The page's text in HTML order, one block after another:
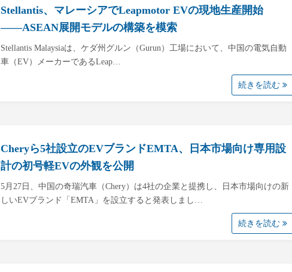
Stellantis、マレーシアでLeapmotor EVの現地生産開始
――ASEAN展開モデルの構築を模索
Stellantis Malaysiaは、ケダ州グルン（Gurun）工場において、中国の電気自動
車（EV）メーカーであるLeap…
続きを読む
Cheryら5社設立のEVブランドEMTA、日本市場向け専用設
計の初号軽EVの外観を公開
5月27日、中国の奇瑞汽車（Chery）は4社の企業と提携し、日本市場向けの新
しいEVブランド「EMTA」を設立すると発表しまし…
続きを読む